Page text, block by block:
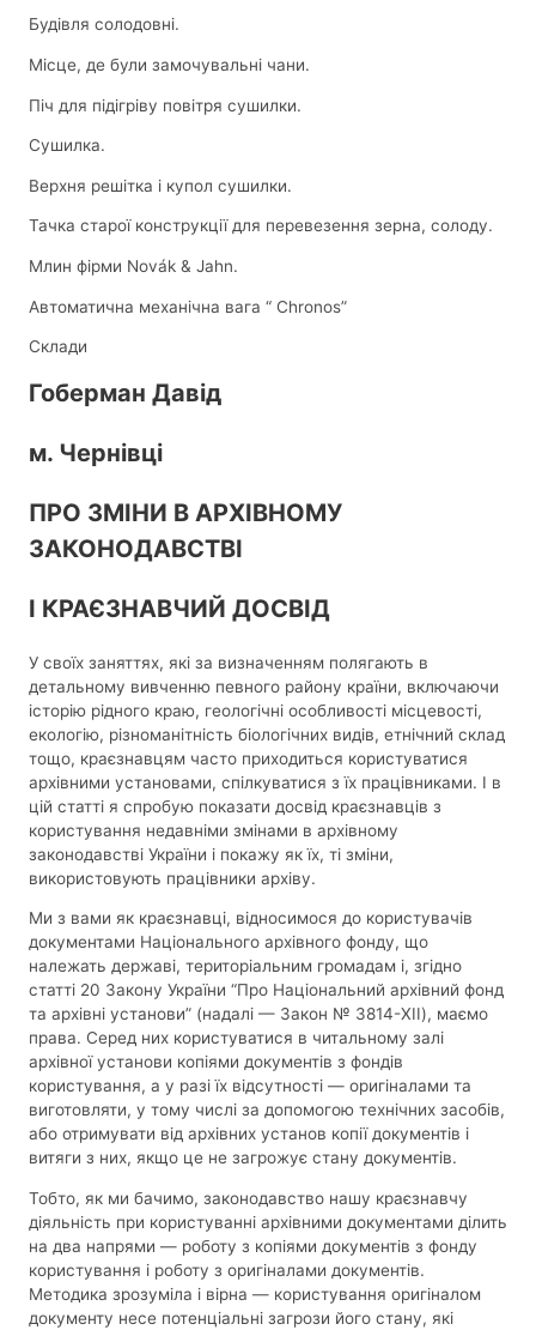
Будівля солодовні.
Місце, де були замочувальні чани.
Піч для підігріву повітря сушилки.
Сушилка.
Верхня решітка і купол сушилки.
Тачка старої конструкції для перевезення зерна, солоду.
Млин фірми Novák & Jahn.
Автоматична механічна вага “ Chronos”
Склади
Гоберман Давід
м. Чернівці
ПРО ЗМІНИ В АРХІВНОМУ
ЗАКОНОДАВСТВІ
І КРАЄЗНАВЧИЙ ДОСВІД
У своїх заняттях, які за визначенням полягають в
детальному вивченню певного району країни, включаючи
історію рідного краю, геологічні особливості місцевості,
екологію, різноманітність біологічних видів, етнічний склад
тощо, краєзнавцям часто приходиться користуватися
архівними установами, спілкуватися з їх працівниками. І в
цій статті я спробую показати досвід краєзнавців з
користування недавніми змінами в архівному
законодавстві України і покажу як їх, ті зміни,
використовують працівники архіву.
Ми з вами як краєзнавці, відносимося до користувачів
документами Національного архівного фонду, що
належать державі, територіальним громадам і, згідно
статті 20 Закону України “Про Національний архівний фонд
та архівні установи” (надалі — Закон № 3814-XII), маємо
права. Серед них користуватися в читальному залі
архівної установи копіями документів з фондів
користування, а у разі їх відсутності — оригіналами та
виготовляти, у тому числі за допомогою технічних засобів,
або отримувати від архівних установ копії документів і
витяги з них, якщо це не загрожує стану документів.
Тобто, як ми бачимо, законодавство нашу краєзнавчу
діяльність при користуванні архівними документами ділить
на два напрями — роботу з копіями документів з фонду
користування і роботу з оригіналами документів.
Методика зрозуміла і вірна — користування оригіналом
документу несе потенціальні загрози його стану, які